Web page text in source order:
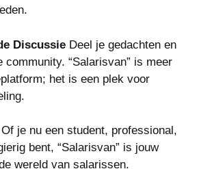
Discussie Deel je gedachten en
community. “Salarisvan” is meer
het is een plek voor
Of je nu een student, professional,
bent, “Salarisvan” is jouw
wereld van salarissen.